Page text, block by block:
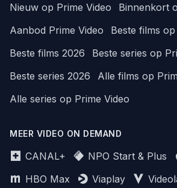
Nieuw op Prime Video
Binnenkort
Aanbod Prime Video
Beste films
Beste films 2026
Beste series op
Beste series 2026
Alle films op
Alle series op Prime Video
MEER VIDEO ON DEMAND
CANAL+ NPO Start & Plus
HBO Max
Viaplay